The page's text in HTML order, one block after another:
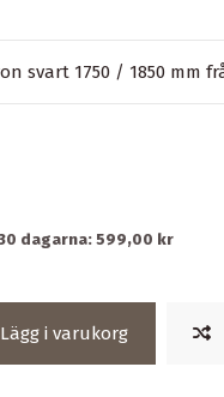
svart 1750 / 1850 mm
dagarna: 599,00 kr
Lägg i varukorg